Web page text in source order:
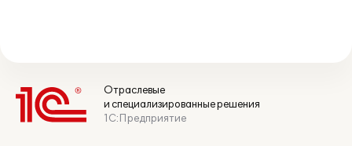
Отраслевые
и специализированные решения
1С:Предприятие